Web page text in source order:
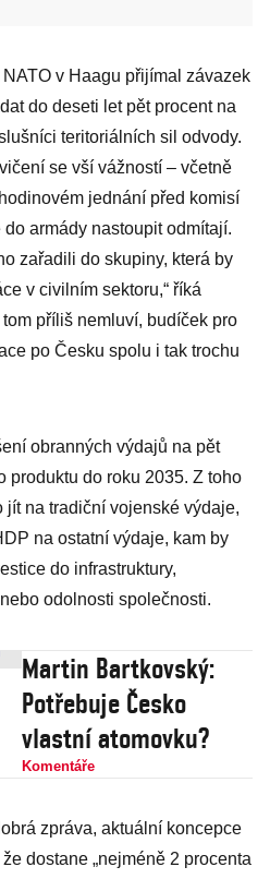
v Haagu přijímal závazek
do deseti let pět procent na
teritoriálních sil odvody.
se vší vážností – včetně
jednání před komisí
armády nastoupit odmítají.
zařadili do skupiny, která by
v civilním sektoru,“ říká
příliš nemluví, budíček pro
po Česku spolu i tak trochu
obranných výdajů na pět
produktu do roku 2035. Z toho
jít na tradiční vojenské výdaje,
na ostatní výdaje, kam by
do infrastruktury,
odolnosti společnosti.
Martin Bartkovský:
Potřebuje Česko
vlastní atomovku?
Komentáře
zpráva, aktuální koncepce
dostane „nejméně 2 procenta